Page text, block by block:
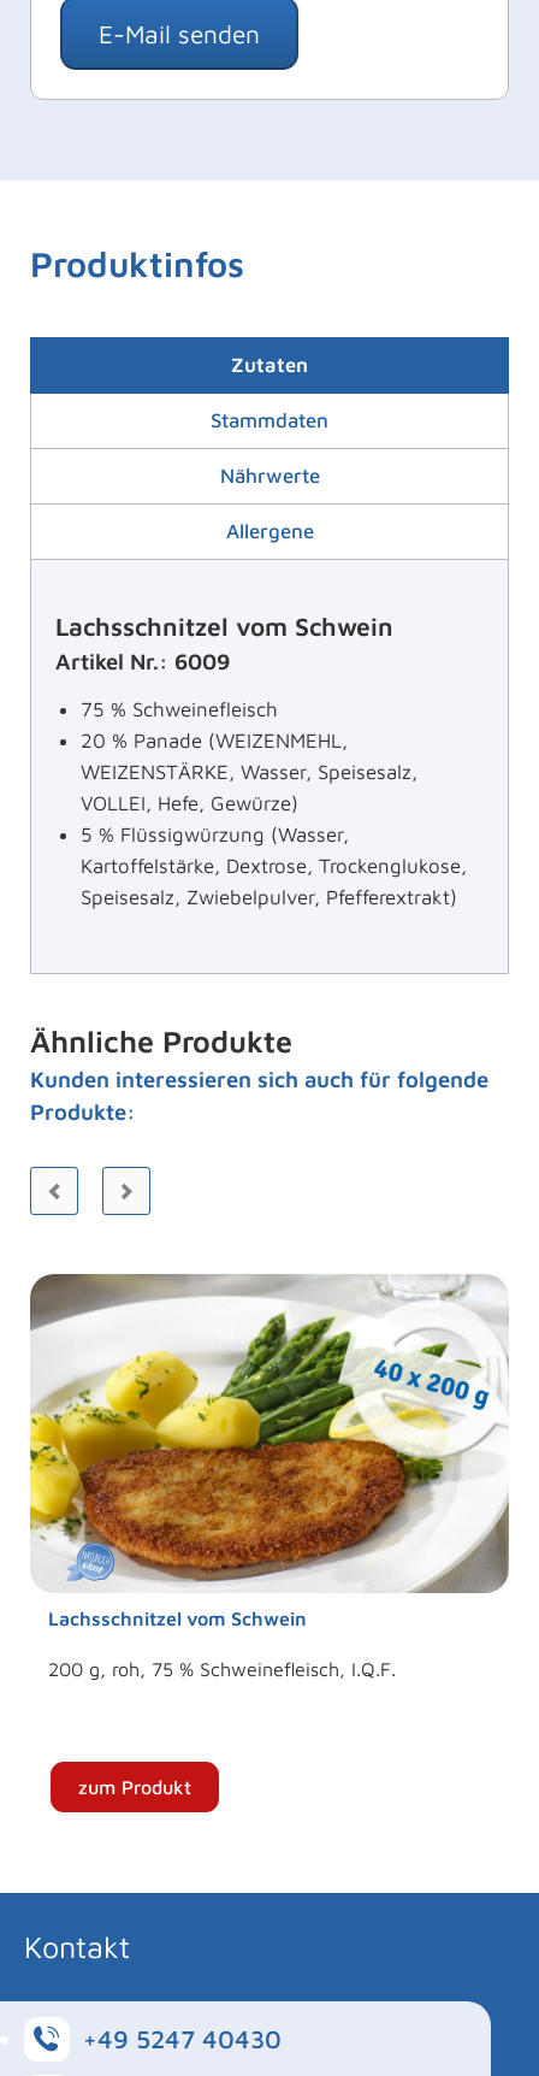
E-Mail senden
Produktinfos
Zutaten
Stammdaten
Nährwerte
Allergene
Lachsschnitzel vom Schwein
Artikel Nr.: 6009
75 % Schweinefleisch
20 % Panade (WEIZENMEHL,
WEIZENSTÄRKE, Wasser, Speisesalz,
VOLLEI, Hefe, Gewürze)
5 % Flüssigwürzung (Wasser,
Kartoffelstärke, Dextrose, Trockenglukose,
Speisesalz, Zwiebelpulver, Pfefferextrakt)
Ähnliche Produkte
Kunden interessieren sich auch für folgende
Produkte:
Lachsschnitzel vom Schwein
200 g, roh, 75 % Schweinefleisch, I.Q.F.
zum Produkt
Kontakt
+49 5247 40430